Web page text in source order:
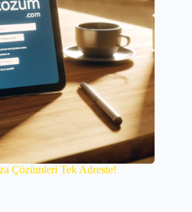
Çözümleri Tek Adreste!